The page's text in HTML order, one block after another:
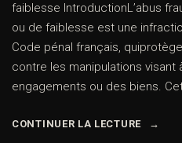
faiblesse IntroductionL’abus
ou de faiblesse est une
Code pénal français,
contre les manipulations visant
engagements ou des biens.
CONTINUER LA LECTURE